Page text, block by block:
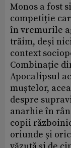
Monos a fost
competiție
în vremurile
trăim, deși
context
Combinație
Apocalipsul
muștelor,
despre
anarhie în
copii
oriunde și